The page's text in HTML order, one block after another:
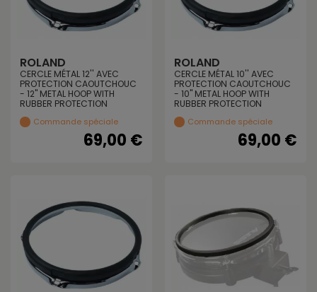
ROLAND
CERCLE MÉTAL 12'' AVEC
PROTECTION CAOUTCHOUC
- 12" METAL HOOP WITH
RUBBER PROTECTION
Commande spéciale
69,00 €
ROLAND
CERCLE MÉTAL 10'' AVEC
PROTECTION CAOUTCHOUC
- 10" METAL HOOP WITH
RUBBER PROTECTION
Commande spéciale
69,00 €